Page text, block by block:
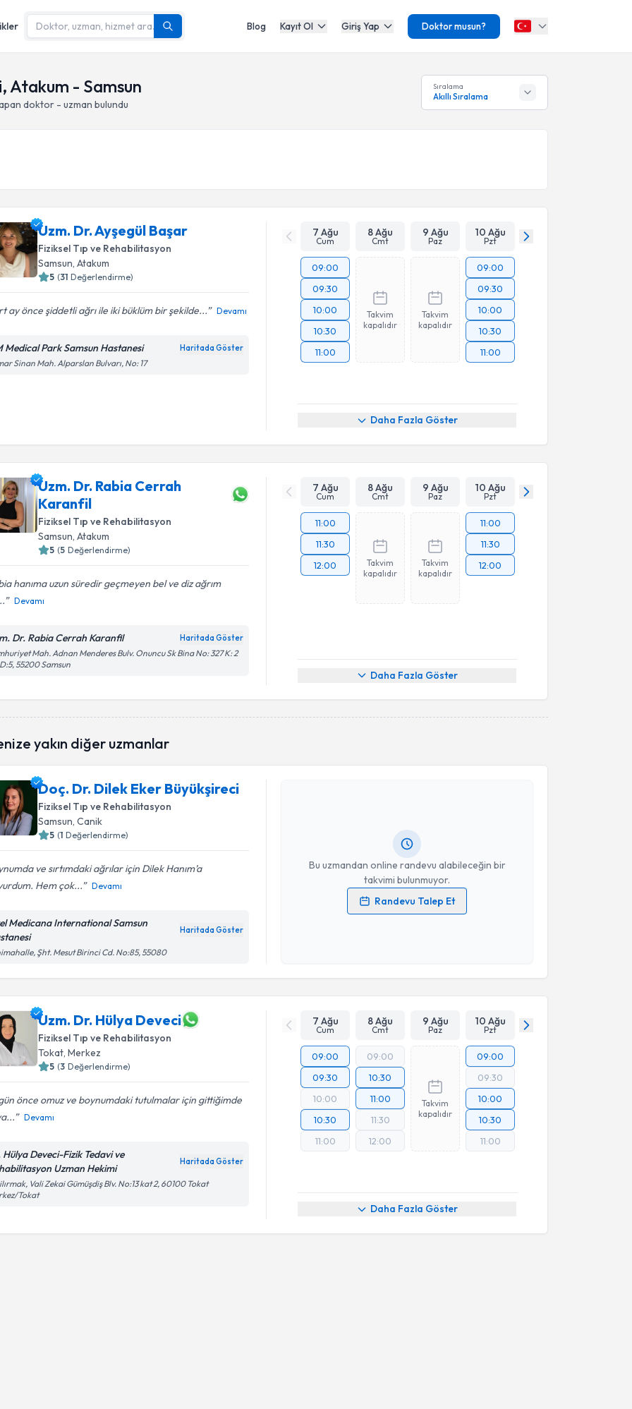
Blog Kayıt Ol Giriş Yap Doktor musun?
Atakum - Samsun
doktor - uzman bulundu
Sıralama
Akıllı Sıralama
Uzm. Dr. Ayşegül Başar
Fiziksel Tıp ve Rehabilitasyon
Samsun, Atakum
5 (31 Değerlendirme)
ay önce şiddetli ağrı ile iki büklüm bir şekilde... Devamı
Medical Park Samsun Hastanesi Haritada Göster
Sinan Mah. Alparslan Bulvarı, No: 17
7 Ağu
Cum
8 Ağu
Cmt
9 Ağu
Paz
10 Ağu
Pzt
09:00
09:30
10:00
10:30
11:00
Takvim
kapalıdır
Takvim
kapalıdır
09:00
09:30
10:00
10:30
11:00
Daha Fazla Göster
Uzm. Dr. Rabia Cerrah
Karanfil
Fiziksel Tıp ve Rehabilitasyon
Samsun , Atakum
5 (5 Değerlendirme)
hanıma uzun süredir geçmeyen bel ve diz ağrım
Devamı
Dr. Rabia Cerrah Karanfil Haritada Göster
Mah. Adnan Menderes Bulv. Onuncu Sk Bina No: 327 K: 2
55200 Samsun
7 Ağu
Cum
8 Ağu
Cmt
9 Ağu
Paz
10 Ağu
Pzt
11:00
11:30
12:00
Takvim
kapalıdır
Takvim
kapalıdır
11:00
11:30
12:00
Daha Fazla Göster
yakın diğer uzmanlar
Doç. Dr. Dilek Eker Büyükşireci
Fiziksel Tıp ve Rehabilitasyon
Samsun, Canik
5 (1 Değerlendirme)
ve sırtımdaki ağrılar için Dilek Hanım’a
Hem çok...
Devamı
Medicana International Samsun
Haritada Göster
Şht. Mesut Birinci Cd. No:85, 55080
Bu uzmandan online randevu alabileceğin bir
takvimi bulunmuyor.
Randevu Talep Et
Kişisel verilerimin işlenmesine ilişkinAydınlatma Metni
Uzm. Dr. Hülya Deveci
Fiziksel Tıp ve Rehabilitasyon
Tokat, Merkez
5 (3 Değerlendirme)
önce omuz ve boynumdaki tutulmalar için gittiğimde
Devamı
Hülya Deveci-Fizik Tedavi ve
Uzman Hekimi
Haritada Göster
Vali Zekai Gümüşdiş Blv. No:13 kat 2, 60100 Tokat
Tokat
7 Ağu
Cum
8 Ağu
Cmt
9 Ağu
Paz
10 Ağu
Pzt
09:00
09:30
10:00
10:30
11:00
09:00
10:30
11:00
11:30
12:00
Takvim
kapalıdır
09:00
09:30
10:00
10:30
11:00
Daha Fazla Göster